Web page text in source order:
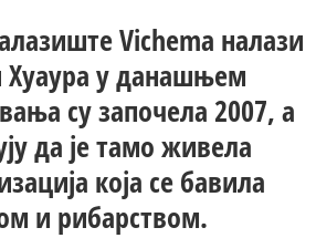
Vichema налази
Хуаура у данашњем
су започела 2007, а
да је тамо живела
која се бавила
и рибарством.